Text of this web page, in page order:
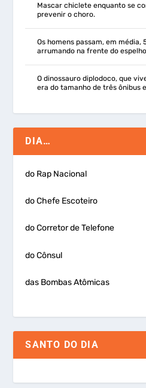
Mascar chiclete enquanto se
prevenir o choro.
Os homens passam, em média,
arrumando na frente do
O dinossauro diplodoco, que
era do tamanho de três ônibus
DIA…
do Rap Nacional
do Chefe Escoteiro
do Corretor de Telefone
do Cônsul
das Bombas Atômicas
SANTO DO DIA